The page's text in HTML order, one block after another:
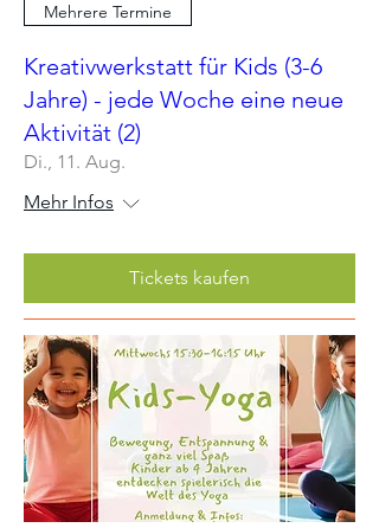
Mehrere Termine
Kreativwerkstatt für Kids (3-6
Jahre) - jede Woche eine neue
Aktivität (2)
Di., 11. Aug.
Mehr Infos
Tickets kaufen